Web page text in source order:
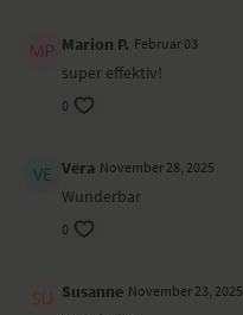
Marion P. Februar 03
super effektiv!
0
Vera November 28, 2025
Wunderbar
0
Susanne November 23, 2025